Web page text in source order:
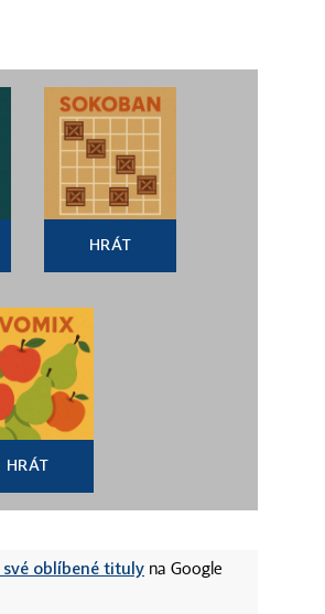
HRÁT
HRÁT
své oblíbené tituly na Google